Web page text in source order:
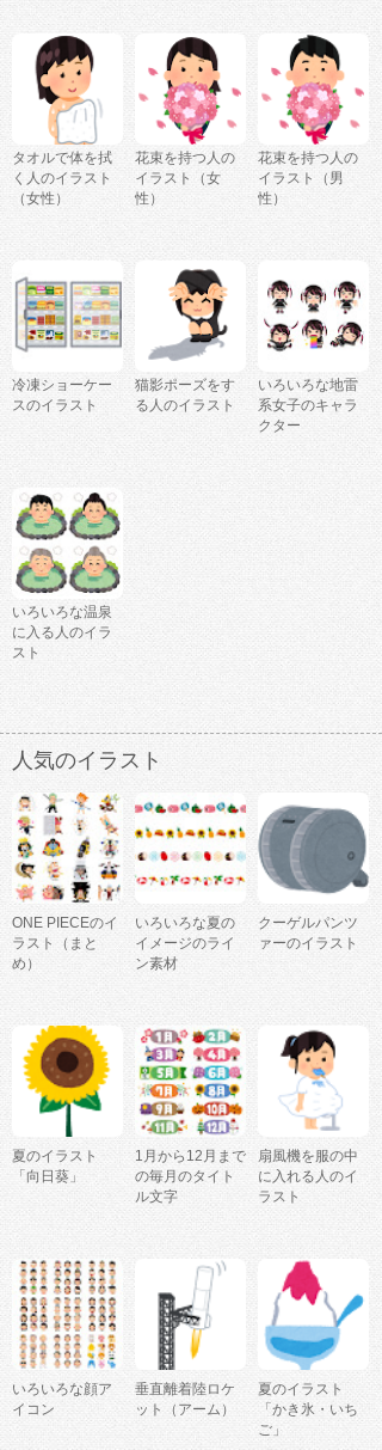
タオルで体を拭
く人のイラスト
（女性）
花束を持つ人の
イラスト（女
性）
花束を持つ人の
イラスト（男
性）
冷凍ショーケー
スのイラスト
猫影ポーズをす
る人のイラスト
いろいろな地雷
系女子のキャラ
クター
いろいろな温泉
に入る人のイラ
スト
人気のイラスト
ONE PIECEのイ
ラスト（まと
め）
いろいろな夏の
イメージのライ
ン素材
クーゲルパンツ
ァーのイラスト
夏のイラスト
「向日葵」
1月から12月まで
の毎月のタイト
ル文字
扇風機を服の中
に入れる人のイ
ラスト
いろいろな顔ア
イコン
垂直離着陸ロケ
ット（アーム）
夏のイラスト
「かき氷・いち
ご」